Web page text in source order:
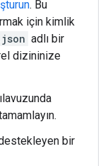
. Bu
için kimlik
adlı bir
dizininize
destekleyen bir